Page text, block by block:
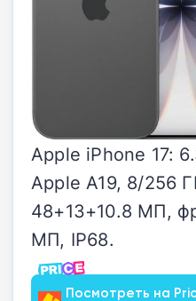
Apple iPhone 17:
Apple A19, 8/256
48+13+10.8 МП,
МП, IP68.
Посмотреть на